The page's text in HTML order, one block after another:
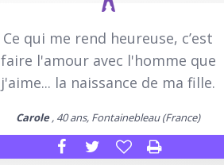
Ce qui me rend heureuse, c’est
faire l'amour avec l'homme que
j'aime... la naissance de ma fille.
Carole, 40 ans, Fontainebleau (France)